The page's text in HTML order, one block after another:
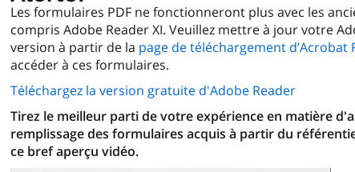
Les formulaires PDF ne fonctionneront plus avec les
compris Adobe Reader XI. Veuillez mettre à jour votre
version à partir de la page de téléchargement d’Acrobat
accéder à ces formulaires.
Téléchargez la version gratuite d'Adobe Reader
Tirez le meilleur parti de votre expérience en matière
remplissage des formulaires acquis à partir du
ce bref aperçu vidéo.